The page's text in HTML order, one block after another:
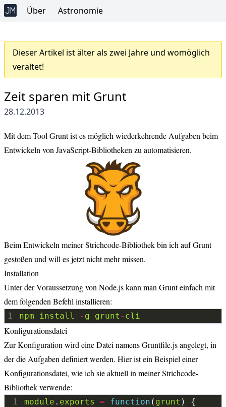
Über Astronomie
Dieser Artikel ist älter als zwei Jahre und womöglich
veraltet!
Zeit sparen mit Grunt
28.12.2013
Mit dem Tool Gruntist es möglich wiederkehrende Aufgaben beim
Entwickeln von JavaScript-Bibliotheken zu automatisieren.
Beim Entwickeln meinerStrichcode-Bibliothekbin ich auf Grunt
gestoßen und will es jetzt nicht mehr missen.
Installation
Unter der Voraussetzung von Node.jskann man Grunt einfach mit
dem folgenden Befehl installieren:
1 npm install - g grunt - cli
Konfigurationsdatei
Zur Konfiguration wird eine Datei namens Gruntfile.js angelegt, in
der die Aufgaben definiert werden. Hier ist ein Beispiel einer
Konfigurationsdatei, wie ich sie aktuell in meiner Strichcode-
Bibliothek verwende:
1 module . exports = function ( grunt